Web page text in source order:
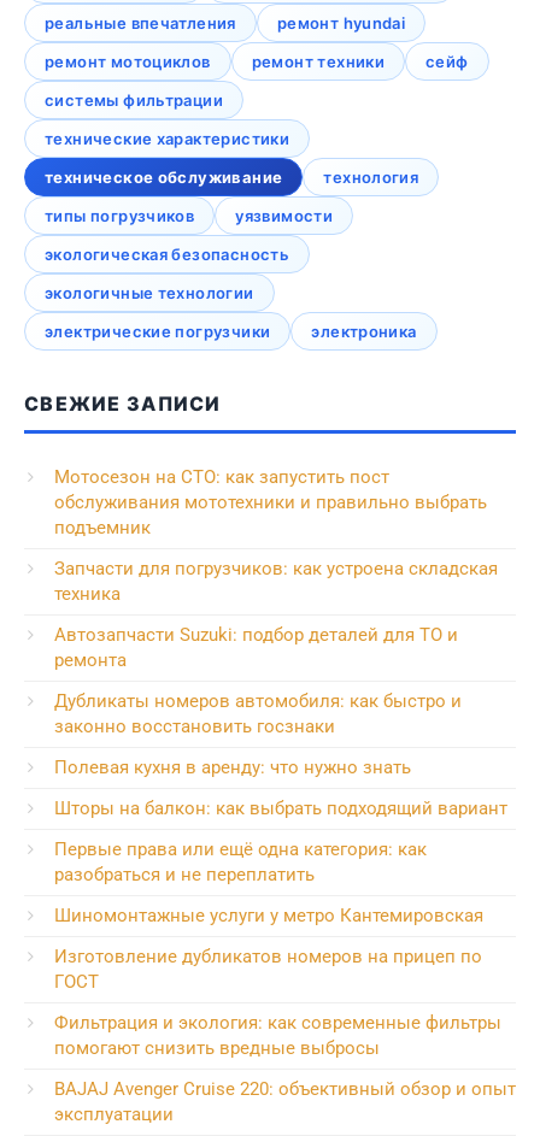
реальные впечатления
ремонт hyundai
ремонт мотоциклов
ремонт техники
сейф
системы фильтрации
технические характеристики
техническое обслуживание
технология
типы погрузчиков
уязвимости
экологическая безопасность
экологичные технологии
электрические погрузчики
электроника
СВЕЖИЕ ЗАПИСИ
Мотосезон на СТО: как запустить пост
обслуживания мототехники и правильно выбрать
подъемник
Запчасти для погрузчиков: как устроена складская
техника
Автозапчасти Suzuki: подбор деталей для ТО и
ремонта
Дубликаты номеров автомобиля: как быстро и
законно восстановить госзнаки
Полевая кухня в аренду: что нужно знать
Шторы на балкон: как выбрать подходящий вариант
Первые права или ещё одна категория: как
разобраться и не переплатить
Шиномонтажные услуги у метро Кантемировская
Изготовление дубликатов номеров на прицеп по
ГОСТ
Фильтрация и экология: как современные фильтры
помогают снизить вредные выбросы
BAJAJ Avenger Cruise 220: объективный обзор и опыт
эксплуатации